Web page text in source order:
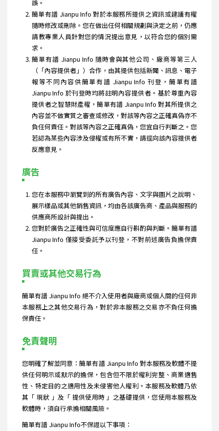
誤。
簡單有譜 Jianpu Info 對於本服務所提供之資訊或建議有權
隨時修改或刪除。您在做出任何相關規劃與決定之前，仍應
請教專業人員針對您的情況提出意見，以符合您的個別需
求。
簡單有譜 Jianpu Info 隨時會與其他公司、廠商等第三人
（「內容提供者」）合作，由其提供包括新聞、訊息、電子
報等不同內容供簡單有譜 Jianpu Info 刊登，簡單有譜
Jianpu Info 於刊登時均將註明內容提供者。基於尊重內容
提供者之智慧財產權，簡單有譜 Jianpu Info 對其所提供之
內容並不做實質之審查或修改，對該等內容之正確真偽亦不
負任何責任。對該等內容之正確真偽，您宜自行判斷之。您
若認為某些內容涉及侵權或有所不實，請逕向該內容提供者
反應意見。
廣告
您在本服務中瀏覽到的所有廣告內容、文字與圖片之說明、
展示樣品或其他銷售資訊，均由各該廣告商、產品與服務的
供應商所設計與提出。
您對於廣告之正確性與可信度應自行斟酌與判斷。簡單有譜
Jianpu Info 僅接受委託予以刊登，不對前述廣告負擔保責
任。
買賣或其他交易行為
簡單有譜 Jianpu Info 絕不介入使用者與廠商或個人間的任何非
本服務上之其他交易行為，對於非本服務之交易亦不負任何擔
保責任。
免責聲明
您明確了解並同意：簡單有譜 Jianpu Info 對本服務及軟體不提
供任何明示或默示的擔保，包含但不限於權利完整、商業適售
性、特定目的之適用性及未侵害他人權利。本服務及軟體乃依
其「 現狀 」及「 提供使用時 」之基礎提供，您使用本服務及
軟體時，須自行承擔相關風險。
簡單有譜 Jianpu Info不保證以下事項：